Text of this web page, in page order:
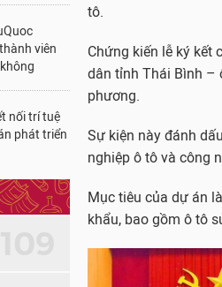
viên
nối trí tuệ
phát triển
tô.
Chứng kiến lễ ký kết
dân tỉnh Thái Bình –
phương.
Sự kiện này đánh
nghiệp ô tô và công
Mục tiêu của dự án
khẩu, bao gồm ô tô